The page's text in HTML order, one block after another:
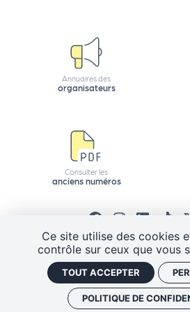
Ce site utilise des cookies
contrôle sur ceux que vous
TOUT ACCEPTER
POLITIQUE DE
Annuaires des
organisateurs
Consulter les
anciens numéros
CGV Mentions légales
Politique de confidentialité
J'ai un code promo